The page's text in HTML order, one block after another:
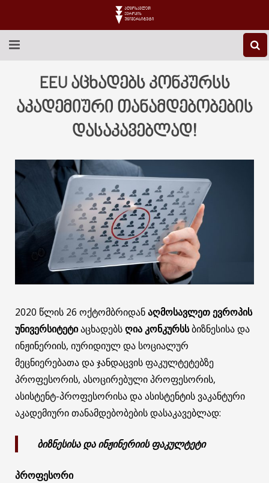
EEU-Ს ᲨᲔᲡᲐᲮᲔᲑ
ᲒᲐᲜᲐᲗᲚᲔᲑᲐ
ᲑᲘᲑᲚᲘᲝᲗᲔᲙᲐ
ᲡᲢᲣᲓᲔᲜᲢᲣᲠᲘ ᲪᲮᲝᲕᲠᲔᲑᲐ
ᲙᲝᲜᲢᲐᲥᲢᲘ
EEU აცხადებს კონკურსს
აკადემიური თანამდებობების
დასაკავებლად!
2020 წლის 26 ოქტომბრიდანაღმოსავლეთ ევროპის
უნივერსიტეტიაცხადებსღია კონკურსსბიზნესისა და
ინჟინერიის, იურიდიულ და სოციალურ
მეცნიერებათა და ჯანდაცვის ფაკულტეტებზე
პროფესორის, ასოცირებული პროფესორის,
ასისტენტ-პროფესორისა და ასისტენტის ვაკანტური
აკადემიური თანამდებობების დასაკავებლად:
ბიზნესისა და ინჟინერიის ფაკულტეტი
პროფესორი